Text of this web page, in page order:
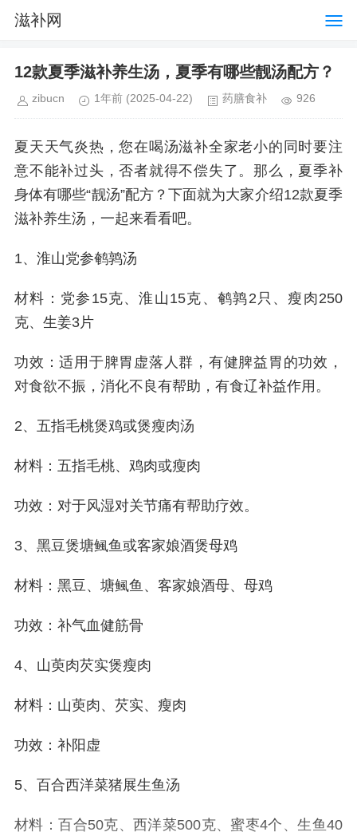
滋补网
12款夏季滋补养生汤，夏季有哪些靓汤配方？
zibucn 1年前 (2025-04-22) 药膳食补 926
夏天天气炎热，您在喝汤滋补全家老小的同时要注
意不能补过头，否者就得不偿失了。那么，夏季补
身体有哪些“靓汤”配方？下面就为大家介绍12款夏季
滋补养生汤，一起来看看吧。
1、淮山党参鹌鹑汤
材料：党参15克、淮山15克、鹌鹑2只、瘦肉250
克、生姜3片
功效：适用于脾胃虚落人群，有健脾益胃的功效，
对食欲不振，消化不良有帮助，有食辽补益作用。
2、五指毛桃煲鸡或煲瘦肉汤
材料：五指毛桃、鸡肉或瘦肉
功效：对于风湿对关节痛有帮助疗效。
3、黑豆煲塘鲺鱼或客家娘酒煲母鸡
材料：黑豆、塘鲺鱼、客家娘酒母、母鸡
功效：补气血健筋骨
4、山萸肉芡实煲瘦肉
材料：山萸肉、芡实、瘦肉
功效：补阳虚
5、百合西洋菜猪展生鱼汤
材料：百合50克、西洋菜500克、蜜枣4个、生鱼40